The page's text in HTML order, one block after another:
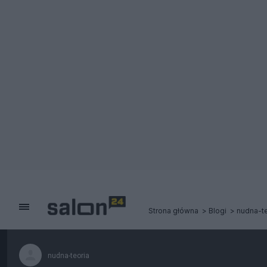
Strona główna Blogi nudna-
nudna-teoria